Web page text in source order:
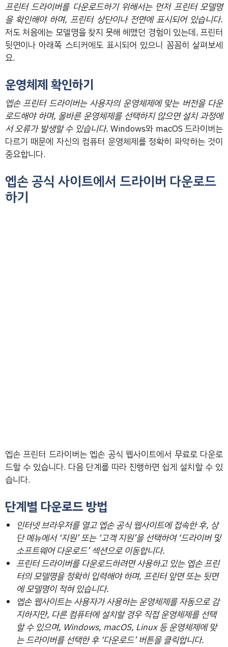
프린터 드라이버를 다운로드하기 위해서는 먼저 프린터 모델명
을 확인해야 하며, 프린터 상단이나 전면에 표시되어 있습니다.
저도 처음에는 모델명을 찾지 못해 헤맸던 경험이 있는데, 프린터
뒷면이나 아래쪽 스티커에도 표시되어 있으니 꼼꼼히 살펴보세
요.
운영체제 확인하기
엡손 프린터 드라이버는 사용자의 운영체제에 맞는 버전을 다운
로드해야 하며, 올바른 운영체제를 선택하지 않으면 설치 과정에
서 오류가 발생할 수 있습니다. Windows와 macOS 드라이버는
다르기 때문에 자신의 컴퓨터 운영체제를 정확히 파악하는 것이
중요합니다.
엡손 공식 사이트에서 드라이버 다운로드
하기
엡손 프린터 드라이버는 엡손 공식 웹사이트에서 무료로 다운로
드할 수 있습니다. 다음 단계를 따라 진행하면 쉽게 설치할 수 있
습니다.
단계별 다운로드 방법
인터넷 브라우저를 열고 엡손 공식 웹사이트에 접속한 후, 상
단 메뉴에서 ‘지원’ 또는 ‘고객 지원’을 선택하여 ‘드라이버 및
소프트웨어 다운로드’ 섹션으로 이동합니다.
프린터 드라이버를 다운로드하려면 사용하고 있는 엡손 프린
터의 모델명을 정확히 입력해야 하며, 프린터 앞면 또는 뒷면
에 모델명이 적혀 있습니다.
엡손 웹사이트는 사용자가 사용하는 운영체제를 자동으로 감
지하지만, 다른 컴퓨터에 설치할 경우 직접 운영체제를 선택
할 수 있으며, Windows, macOS, Linux 등 운영체제에 맞
는 드라이버를 선택한 후 ‘다운로드’ 버튼을 클릭합니다.